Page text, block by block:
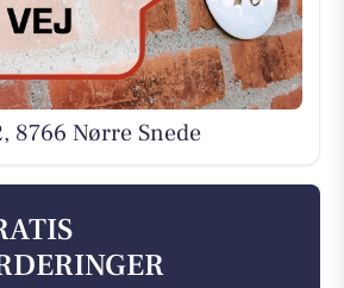
8766 Nørre Snede